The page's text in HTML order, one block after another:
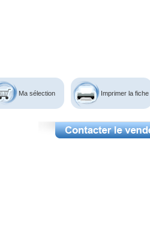
Ma sélection Imprimer la fiche